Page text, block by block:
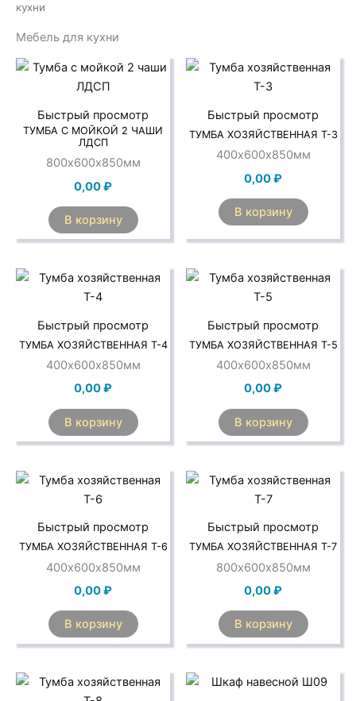
кухни
Мебель для кухни
Быстрый просмотр
ТУМБА С МОЙКОЙ 2 ЧАШИ
ЛДСП
800х600х850мм
0,00₽
В корзину
Быстрый просмотр
ТУМБА ХОЗЯЙСТВЕННАЯ Т-3
400х600х850мм
0,00₽
В корзину
Быстрый просмотр
ТУМБА ХОЗЯЙСТВЕННАЯ Т-4
400х600х850мм
0,00₽
В корзину
Быстрый просмотр
ТУМБА ХОЗЯЙСТВЕННАЯ Т-5
400х600х850мм
0,00₽
В корзину
Быстрый просмотр
ТУМБА ХОЗЯЙСТВЕННАЯ Т-6
400х600х850мм
0,00₽
В корзину
Быстрый просмотр
ТУМБА ХОЗЯЙСТВЕННАЯ Т-7
800х600х850мм
0,00₽
В корзину